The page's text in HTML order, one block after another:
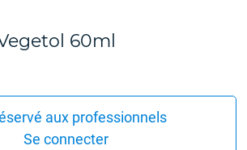
60ml
aux professionnels
Se connecter